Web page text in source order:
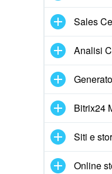
Sales
Analisi
Bitrix24
Siti e
Online